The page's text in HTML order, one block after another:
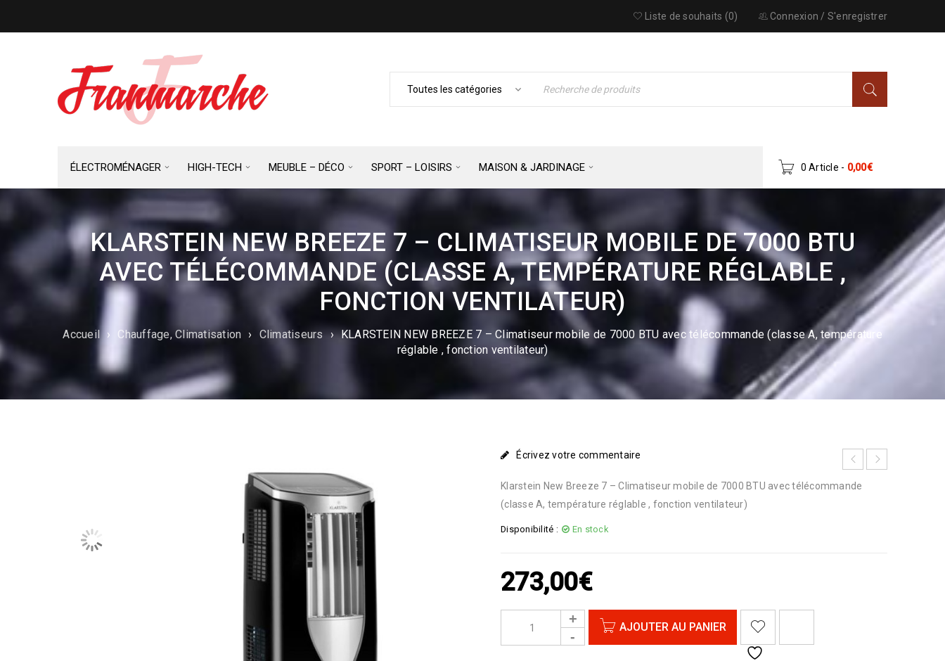
Connexion / S'enregistrer
Liste de souhaits (0)
ÉLECTROMÉNAGER HIGH-TECH MEUBLE – DÉCO SPORT – LOISIRS MAISON & JARDINAGE 0 Article - 0,00€
KLARSTEIN NEW BREEZE 7 – CLIMATISEUR MOBILE DE 7000 BTU
AVEC TÉLÉCOMMANDE (CLASSE A, TEMPÉRATURE RÉGLABLE ,
FONCTION VENTILATEUR)
Accueil › Chauffage, Climatisation › Climatiseurs › KLARSTEIN NEW BREEZE 7 – Climatiseur mobile de 7000 BTU avec télécommande (classe A, température
réglable , fonction ventilateur)
Écrivez votre commentaire
Klarstein New Breeze 7 – Climatiseur mobile de 7000 BTU avec télécommande
(classe A, température réglable , fonction ventilateur)
Disponibilité : En stock
273,00€
AJOUTER AU PANIER